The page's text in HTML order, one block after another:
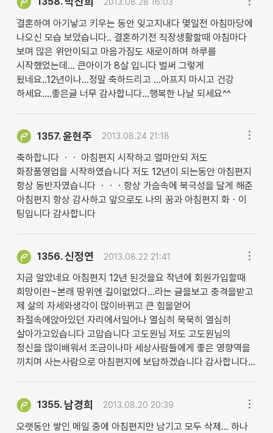
결혼하여 아기낳고 키우는 동안 잊고지내다 몇일전 아침마당에
나오신 모습 보았습니다.. 결혼하기전 직장생활할때 아침마다
보며 많은 위안이되고 마음가짐도 새로이하며 하루를
시작했었는데... 큰아이가 8살 입니다 벌써 그렇게
됬네요..12년이나...정말 축하드리고 ...아프지 마시고 건강
하세요....좋은글 너무 감사합니다...행복한 나날 되세요^^
1357.윤현주 2013.08.24 21:18
축하합니다 ㆍㆍ 아침편지 시작하고 얼마안되 저도
화장품영업을 시작하였습니다 저도 12년이 되는동안 아침편지
항상 동반자였습니다 ㆍㆍㆍ항상 가슴속에 북극성을 달게 해준
아침편지 항상 감사하고 앞으로도 나의 꿈과 아침편지 화ㆍ이
팅입니다 감사합니다
1356.신정연 2013.08.22 21:41
지금 알았네요 아침편지 12년 된것을요 작년에 회원가입할때
희망이란~본래 땅위엔 길이없었다...라는 글을보고 충격을받고
제 삶의 자세와생각이 많이바뀌고 큰 힘을얻어
좌절속에앉아있던 자리에서일어나 열심히 묵묵히 열심히
살아가고있습니다 고맙습니다 고도원님 저도 고도원님의
정신을 많이배워서 조금이나마 세상사람들에게 좋은 영향역을
끼치며 사는사람으로 아침편지에 보답하겠습니다 감사합니다...
1355. 남경희 2013.08.20 20:39
오랫동안 쌓인 메일 중에 아침편지만 남기고 모두 삭제... 하나